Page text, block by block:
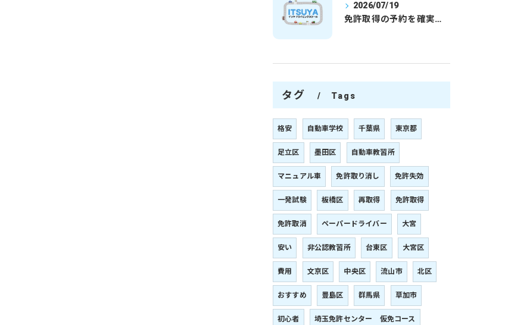
2026/07/19
免許取得の予約を確実に取るための最新ガイドと一発試験合格の実践法
タグ Tags
格安 自動車学校 千葉県 東京都
足立区 墨田区 自動車教習所
マニュアル車 免許取り消し 免許失効
一発試験 板橋区 再取得 免許取得
免許取消 ペーパードライバー 大宮
安い 非公認教習所 台東区 大宮区
費用 文京区 中央区 流山市 北区
おすすめ 豊島区 群馬県 草加市
初心者 埼玉免許センター 仮免コース